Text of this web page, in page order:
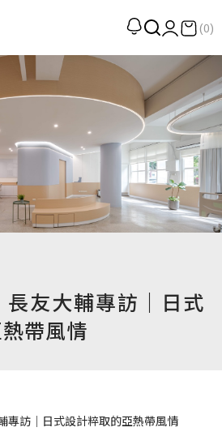
(0)
長友大輔專訪｜日式
帶風情
專訪｜日式設計粹取的亞熱帶風情